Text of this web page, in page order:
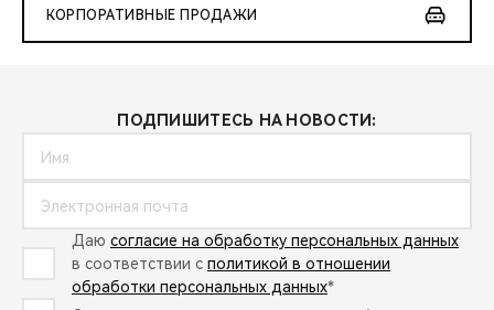
КОРПОРАТИВНЫЕ ПРОДАЖИ
ПОДПИШИТЕСЬ НА НОВОСТИ:
Даю согласие на обработку персональных данных
в соответствии с политикой в отношении
обработки персональных данных*